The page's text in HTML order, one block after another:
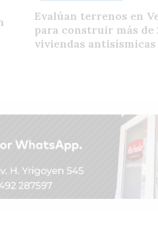
Evalúan terrenos en
para construir más de
viviendas antisísmicas